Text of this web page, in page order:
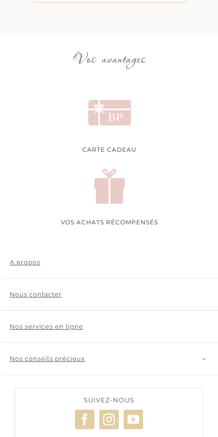
Vos avantages
CARTE CADEAU
VOS ACHATS RÉCOMPENSÉS
A propos
Nous contacter
Nos services en ligne
Nos conseils précieux
SUIVEZ-NOUS